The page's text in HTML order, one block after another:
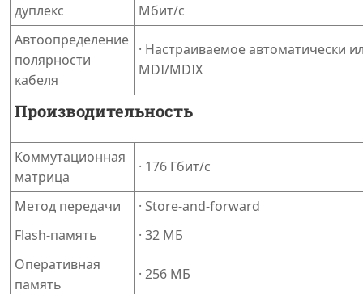
дуплекс
Мбит/с
Автоопределение
полярности
кабеля
· Настраиваемое автоматически
MDI/MDIX
Производительность
Коммутационная
матрица
· 176 Гбит/с
Метод передачи
· Store-and-forward
Flash-память
· 32 МБ
Оперативная
память
· 256 МБ